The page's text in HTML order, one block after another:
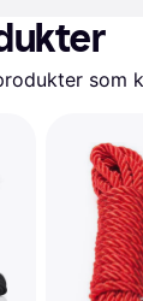
som